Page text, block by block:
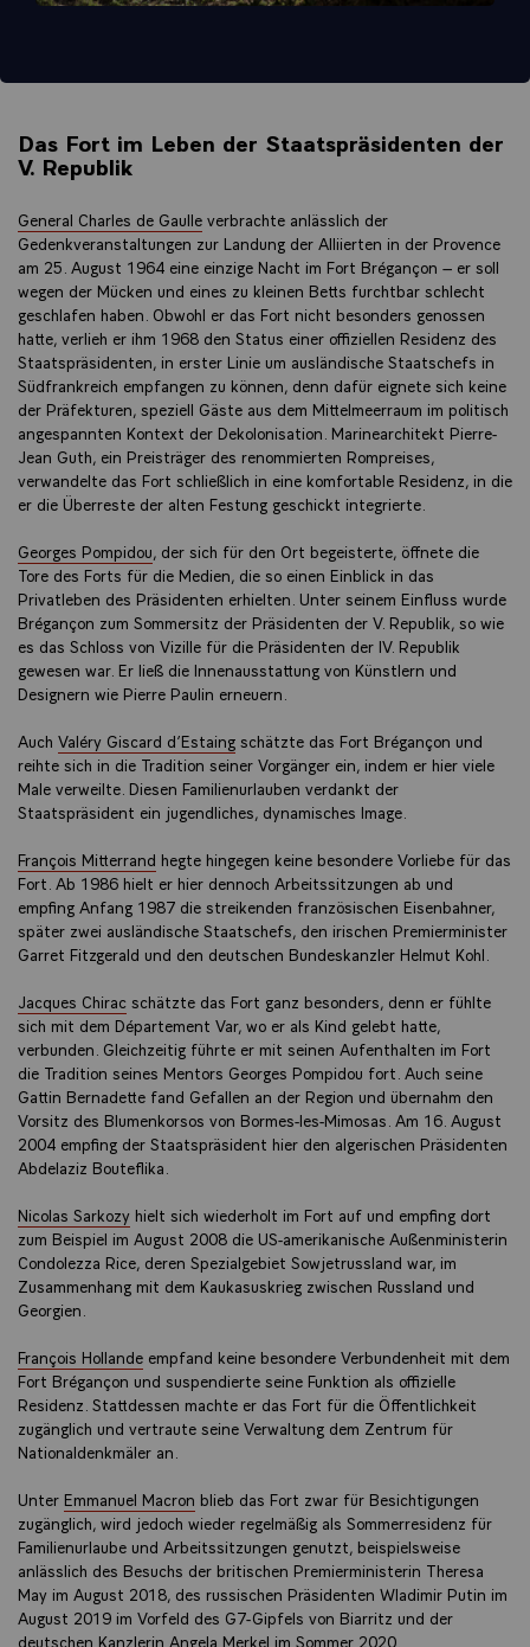
Das Fort im Leben der Staatspräsidenten der
V. Republik
General Charles de Gaulle verbrachte anlässlich der
Gedenkveranstaltungen zur Landung der Alliierten in der Provence
am 25. August 1964 eine einzige Nacht im Fort Brégançon – er soll
wegen der Mücken und eines zu kleinen Betts furchtbar schlecht
geschlafen haben. Obwohl er das Fort nicht besonders genossen
hatte, verlieh er ihm 1968 den Status einer offiziellen Residenz des
Staatspräsidenten, in erster Linie um ausländische Staatschefs in
Südfrankreich empfangen zu können, denn dafür eignete sich keine
der Präfekturen, speziell Gäste aus dem Mittelmeerraum im politisch
angespannten Kontext der Dekolonisation. Marinearchitekt Pierre-
Jean Guth, ein Preisträger des renommierten Rompreises,
verwandelte das Fort schließlich in eine komfortable Residenz, in die
er die Überreste der alten Festung geschickt integrierte.
Georges Pompidou, der sich für den Ort begeisterte, öffnete die
Tore des Forts für die Medien, die so einen Einblick in das
Privatleben des Präsidenten erhielten. Unter seinem Einfluss wurde
Brégançon zum Sommersitz der Präsidenten der V. Republik, so wie
es das Schloss von Vizille für die Präsidenten der IV. Republik
gewesen war. Er ließ die Innenausstattung von Künstlern und
Designern wie Pierre Paulin erneuern.
Auch Valéry Giscard d’Estaing schätzte das Fort Brégançon und
reihte sich in die Tradition seiner Vorgänger ein, indem er hier viele
Male verweilte. Diesen Familienurlauben verdankt der
Staatspräsident ein jugendliches, dynamisches Image.
François Mitterrand hegte hingegen keine besondere Vorliebe für das
Fort. Ab 1986 hielt er hier dennoch Arbeitssitzungen ab und
empfing Anfang 1987 die streikenden französischen Eisenbahner,
später zwei ausländische Staatschefs, den irischen Premierminister
Garret Fitzgerald und den deutschen Bundeskanzler Helmut Kohl.
Jacques Chirac schätzte das Fort ganz besonders, denn er fühlte
sich mit dem Département Var, wo er als Kind gelebt hatte,
verbunden. Gleichzeitig führte er mit seinen Aufenthalten im Fort
die Tradition seines Mentors Georges Pompidou fort. Auch seine
Gattin Bernadette fand Gefallen an der Region und übernahm den
Vorsitz des Blumenkorsos von Bormes-les-Mimosas. Am 16. August
2004 empfing der Staatspräsident hier den algerischen Präsidenten
Abdelaziz Bouteflika.
Nicolas Sarkozy hielt sich wiederholt im Fort auf und empfing dort
zum Beispiel im August 2008 die US-amerikanische Außenministerin
Condolezza Rice, deren Spezialgebiet Sowjetrussland war, im
Zusammenhang mit dem Kaukasuskrieg zwischen Russland und
Georgien.
François Hollande empfand keine besondere Verbundenheit mit dem
Fort Brégançon und suspendierte seine Funktion als offizielle
Residenz. Stattdessen machte er das Fort für die Öffentlichkeit
zugänglich und vertraute seine Verwaltung dem Zentrum für
Nationaldenkmäler an.
Unter Emmanuel Macron blieb das Fort zwar für Besichtigungen
zugänglich, wird jedoch wieder regelmäßig als Sommerresidenz für
Familienurlaube und Arbeitssitzungen genutzt, beispielsweise
anlässlich des Besuchs der britischen Premierministerin Theresa
May im August 2018, des russischen Präsidenten Wladimir Putin im
August 2019 im Vorfeld des G7-Gipfels von Biarritz und der
deutschen Kanzlerin Angela Merkel im Sommer 2020.